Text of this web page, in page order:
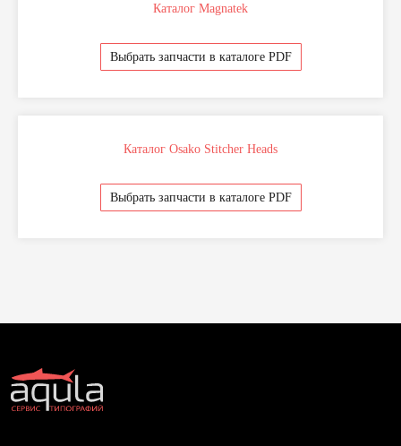
Каталог Magnatek
Выбрать запчасти в каталоге PDF
Каталог Osako Stitcher Heads
Выбрать запчасти в каталоге PDF
Диагностика и ремонт
Поддержка и консультации
Разработка сайта